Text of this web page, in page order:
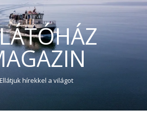
Ellátjuk hírekkel a világot